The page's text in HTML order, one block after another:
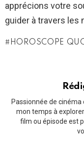
apprécions votre
guider à travers les
HOROSCOPE
Passionnée de cinéma
mon temps à
film ou épisode est